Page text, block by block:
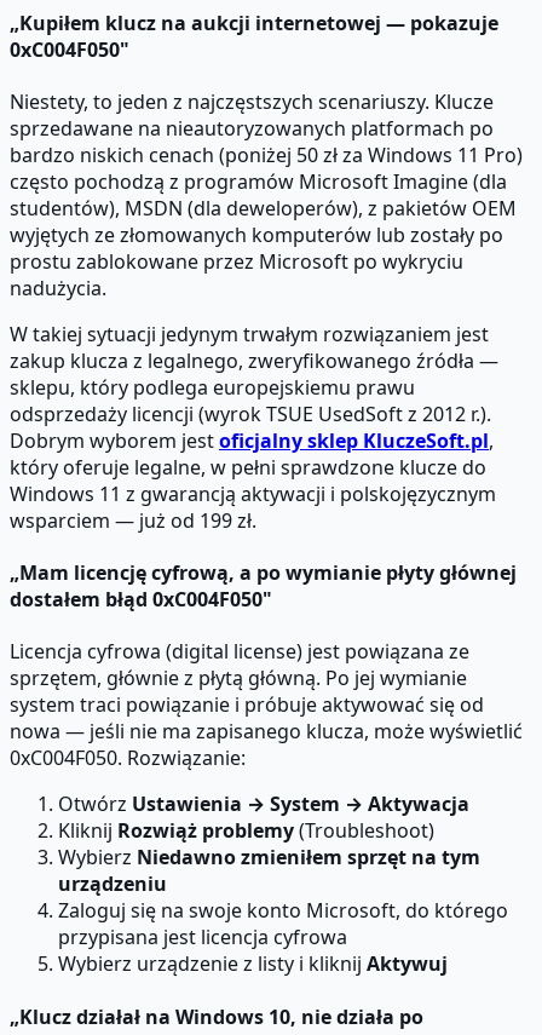
„Kupiłem klucz na aukcji internetowej — pokazuje
0xC004F050"
Niestety, to jeden z najczęstszych scenariuszy. Klucze
sprzedawane na nieautoryzowanych platformach po
bardzo niskich cenach (poniżej 50 zł za Windows 11 Pro)
często pochodzą z programów Microsoft Imagine (dla
studentów), MSDN (dla deweloperów), z pakietów OEM
wyjętych ze złomowanych komputerów lub zostały po
prostu zablokowane przez Microsoft po wykryciu
nadużycia.
W takiej sytuacji jedynym trwałym rozwiązaniem jest
zakup klucza z legalnego, zweryfikowanego źródła —
sklepu, który podlega europejskiemu prawu
odsprzedaży licencji (wyrok TSUE UsedSoft z 2012 r.).
Dobrym wyborem jestoficjalny sklep KluczeSoft.pl,
który oferuje legalne, w pełni sprawdzone klucze do
Windows 11 z gwarancją aktywacji i polskojęzycznym
wsparciem — już od 199 zł.
„Mam licencję cyfrową, a po wymianie płyty głównej
dostałem błąd 0xC004F050"
Licencja cyfrowa (digital license) jest powiązana ze
sprzętem, głównie z płytą główną. Po jej wymianie
system traci powiązanie i próbuje aktywować się od
nowa — jeśli nie ma zapisanego klucza, może wyświetlić
0xC004F050. Rozwiązanie:
Otwórz Ustawienia → System → Aktywacja
Kliknij Rozwiąż problemy(Troubleshoot)
Wybierz Niedawno zmieniłem sprzęt na tym
urządzeniu
Zaloguj się na swoje konto Microsoft, do którego
przypisana jest licencja cyfrowa
Wybierz urządzenie z listy i kliknij Aktywuj
„Klucz działał na Windows 10, nie działa po